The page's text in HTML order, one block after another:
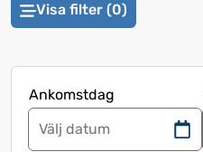
Visa filter (0)
Ankomstdag
Avresedag
Navigera